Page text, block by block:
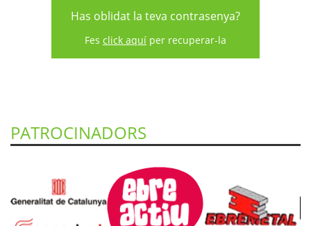
Has oblidat la teva contrasenya?
Fes click aquí per recuperar-la
PATROCINADORS